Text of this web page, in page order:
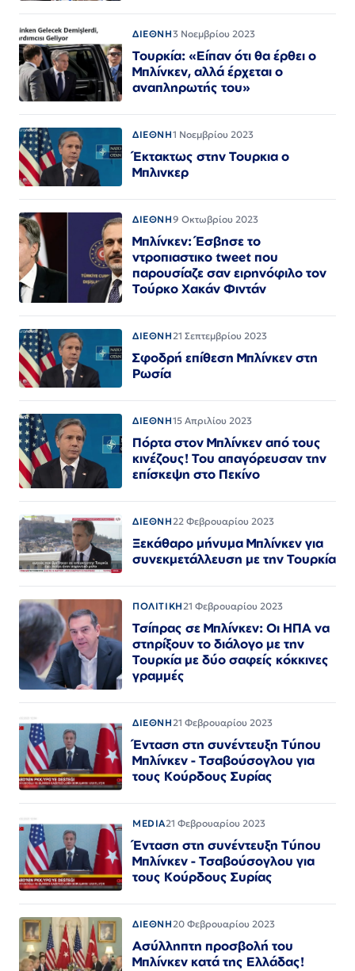
ΔΙΕΘΝΗ3 Νοεμβρίου 2023
Τουρκία: «Είπαν ότι θα έρθει ο
Μπλίνκεν, αλλά έρχεται ο
αναπληρωτής του»
ΔΙΕΘΝΗ1 Νοεμβρίου 2023
Έκτακτως στην Τουρκια ο
Μπλινκερ
ΔΙΕΘΝΗ9 Οκτωβρίου 2023
Μπλίνκεν: Έσβησε το
ντροπιαστικο tweet που
παρουσίαζε σαν ειρηνόφιλο τον
Τούρκο Χακάν Φιντάν
ΔΙΕΘΝΗ21 Σεπτεμβρίου 2023
Σφοδρή επίθεση Μπλίνκεν στη
Ρωσία
ΔΙΕΘΝΗ15 Απριλίου 2023
Πόρτα στον Μπλίνκεν από τους
κινέζους! Του απαγόρευσαν την
επίσκεψη στο Πεκίνο
ΔΙΕΘΝΗ22 Φεβρουαρίου 2023
Ξεκάθαρο μήνυμα Μπλίνκεν για
συνεκμετάλλευση με την Τουρκία
ΠΟΛΙΤΙΚΗ21 Φεβρουαρίου 2023
Τσίπρας σε Μπλίνκεν: Οι ΗΠΑ να
στηρίξουν το διάλογο με την
Τουρκία με δύο σαφείς κόκκινες
γραμμές
ΔΙΕΘΝΗ21 Φεβρουαρίου 2023
Ένταση στη συνέντευξη Τύπου
Μπλίνκεν - Τσαβούσογλου για
τους Κούρδους Συρίας
MEDIA21 Φεβρουαρίου 2023
Ένταση στη συνέντευξη Τύπου
Μπλίνκεν - Τσαβούσογλου για
τους Κούρδους Συρίας
ΔΙΕΘΝΗ20 Φεβρουαρίου 2023
Ασύλληπτη προσβολή του
Μπλίνκεν κατά της Ελλάδας!